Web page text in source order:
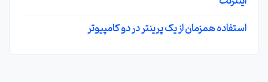
استفاده همزمان از یک پرینتر در دو کامپیوتر